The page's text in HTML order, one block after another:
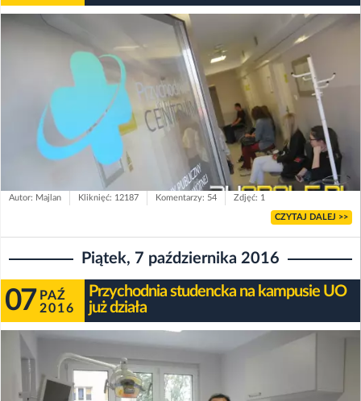
Autor: Majlan Kliknięć: 12187 Komentarzy: 54 Zdjęć: 1
CZYTAJ DALEJ >>
Piątek, 7 października 2016
07 PAŹ
2016
Przychodnia studencka na kampusie UO
już działa